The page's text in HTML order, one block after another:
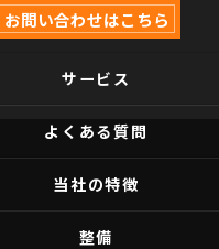
お問い合わせはこちら
サービス
よくある質問
当社の特徴
整備